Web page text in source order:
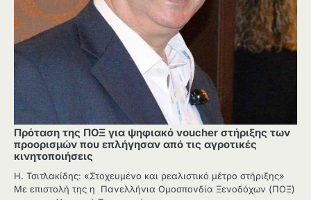
Πρόταση της ΠΟΞ για ψηφιακό voucher στήριξης των
προορισμών που επλήγησαν από τις αγροτικές
κινητοποιήσεις
Η. Τσιτλακίδης: «Στοχευμένο και ρεαλιστικό μέτρο στήριξης»
Με επιστολή της η Πανελλήνια Ομοσπονδία Ξενοδόχων (ΠΟΞ)